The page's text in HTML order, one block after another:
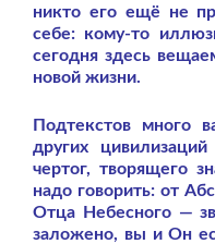
никто его ещё не
себе: кому-то
сегодня здесь
новой жизни.
Подтекстов много
других
чертог, творящего
надо говорить: от
Отца Небесного —
заложено, вы и Он